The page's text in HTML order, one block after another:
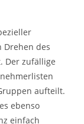
Drehen des
Der zufällige
aufteilt.
ebenso
einfach